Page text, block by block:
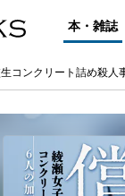
本・雑誌
コンクリート詰め殺